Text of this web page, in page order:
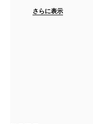
さらに表示